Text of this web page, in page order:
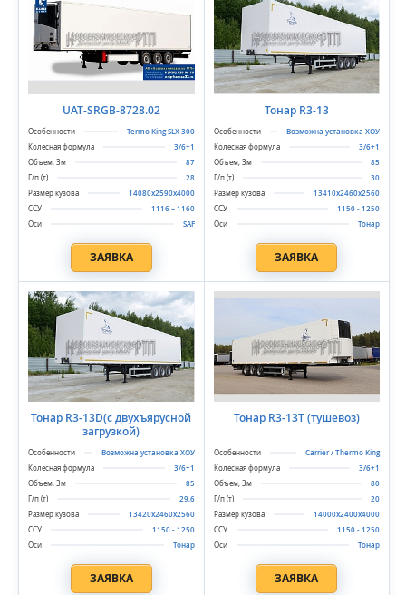
UAT-SRGB-8728.02
Termo King SLX 300
3/6+1
87
28
14080х2590х4000
1116 – 1160
SAF
ЗАЯВКА
Тонар R3-13
Возможна установка ХОУ
3/6+1
85
30
13410x2460x2560
1150 - 1250
Тонар
ЗАЯВКА
Тонар R3-13D(с двухъярусной
загрузкой)
Возможна установка ХОУ
3/6+1
85
29,6
13420x2460x2560
1150 - 1250
Тонар
ЗАЯВКА
Тонар R3-13T (тушевоз)
Carrier / Thermo King
3/6+1
80
20
14000x2400x4000
1150 - 1250
Тонар
ЗАЯВКА